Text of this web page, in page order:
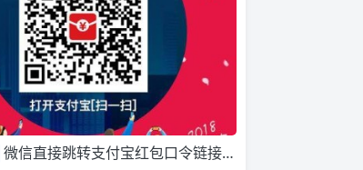
微信直接跳转支付宝红包口令链接源码